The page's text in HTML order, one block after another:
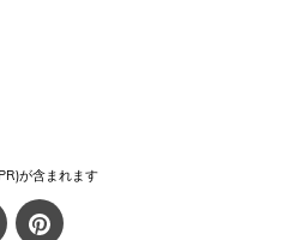
が含まれます